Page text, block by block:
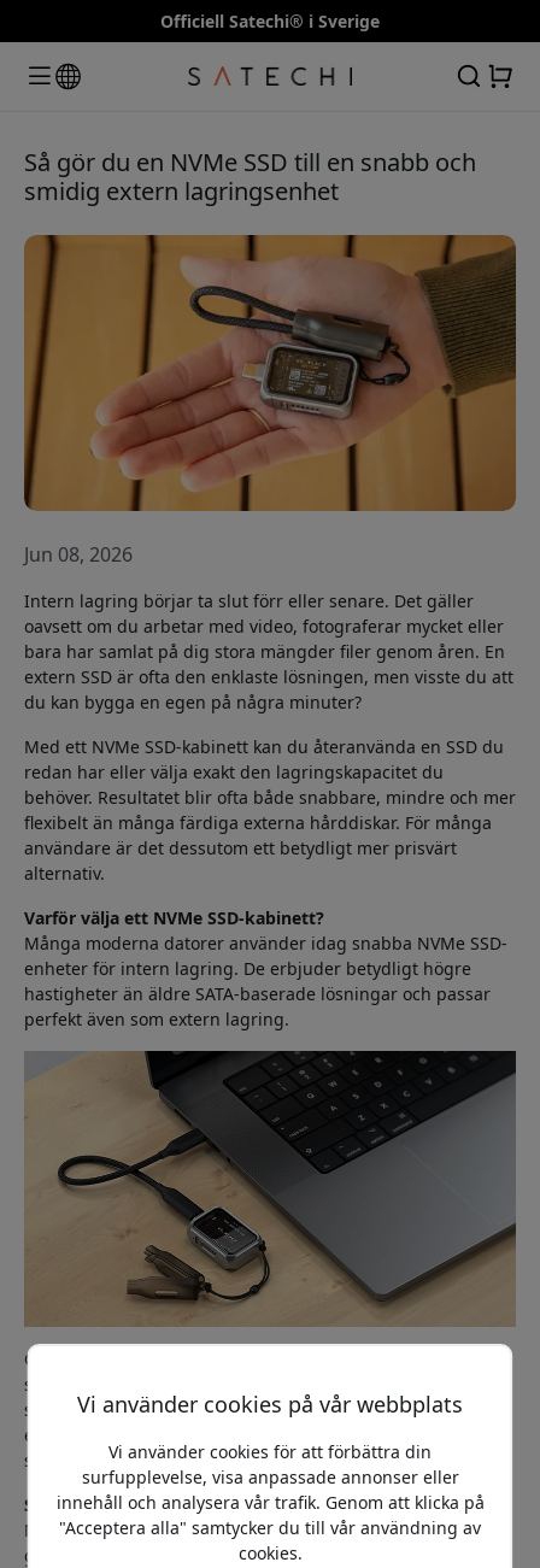
Officiell Satechi® i Sverige
Så gör du en NVMe SSD till en snabb och
smidig extern lagringsenhet
Jun 08, 2026
Intern lagring börjar ta slut förr eller senare. Det gäller
oavsett om du arbetar med video, fotograferar mycket eller
bara har samlat på dig stora mängder filer genom åren. En
extern SSD är ofta den enklaste lösningen, men visste du att
du kan bygga en egen på några minuter?
Med ett NVMe SSD-kabinett kan du återanvända en SSD du
redan har eller välja exakt den lagringskapacitet du
behöver. Resultatet blir ofta både snabbare, mindre och mer
flexibelt än många färdiga externa hårddiskar. För många
användare är det dessutom ett betydligt mer prisvärt
alternativ.
Varför välja ett NVMe SSD-kabinett?
Många moderna datorer använder idag snabba NVMe SSD-
enheter för intern lagring. De erbjuder betydligt högre
hastigheter än äldre SATA-baserade lösningar och passar
perfekt även som extern lagring.
Genom att placera en NVMe SSD i ett externt kabinett får du
samma höga prestanda i ett portabelt format. Det gör stor
skillnad när du arbetar med stora videofiler, fotobibliotek
eller säkerhetskopieringar där överföringshastigheten
snabbt blir en viktig faktor.
Snabbare filöverföringar sparar tid
När lagringsenheter marknadsförs handlar det ofta om
gigabyte och terabyte, men hastigheten är minst lika viktig.
Vi använder cookies på vår webbplats
Vi använder cookies för att förbättra din
surfupplevelse, visa anpassade annonser eller
innehåll och analysera vår trafik. Genom att klicka på
"Acceptera alla" samtycker du till vår användning av
cookies.